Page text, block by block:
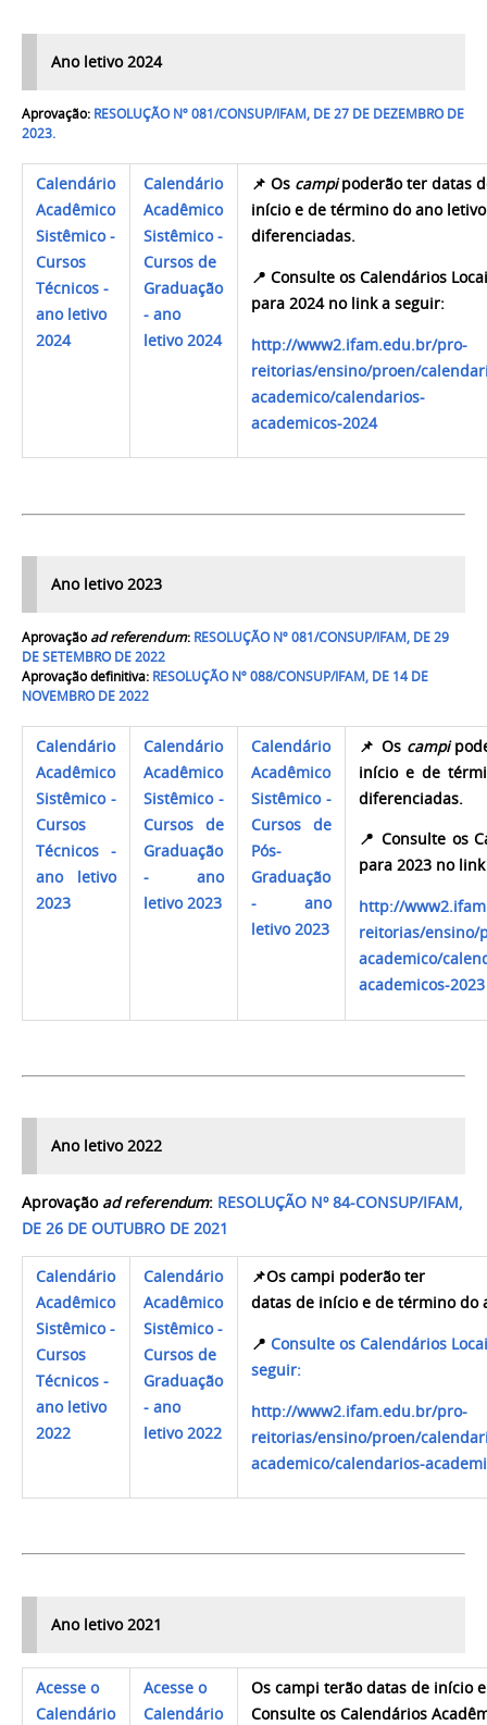
Ano letivo 2024
Aprovação: RESOLUÇÃO Nº 081/CONSUP/IFAM, DE 27 DE DEZEMBRO DE
2023.
Calendário
Acadêmico
Sistêmico -
Cursos
Técnicos -
ano letivo
2024
Calendário
Acadêmico
Sistêmico -
Cursos de
Graduação
- ano
letivo 2024
📌Os campipoderão ter datas
início e de término do ano letivo
diferenciadas.
📍Consulte os Calendários
para 2024 no link a seguir:
http://www2.ifam.edu.br/pro-
reitorias/ensino/proen/
academico/calendarios-
academicos-2024
Ano letivo 2023
Aprovação ad referendum: RESOLUÇÃO Nº 081/CONSUP/IFAM, DE 29
DE SETEMBRO DE 2022
Aprovação definitiva: RESOLUÇÃO Nº 088/CONSUP/IFAM, DE 14 DE
NOVEMBRO DE 2022
Calendário
Acadêmico
Sistêmico -
Cursos
Técnicos -
ano letivo
2023
Calendário
Acadêmico
Sistêmico -
Cursos de
Graduação
- ano
letivo 2023
Calendário
Acadêmico
Sistêmico -
Cursos de
Pós-
Graduação
- ano
letivo 2023
📌 Os campi
início e de
diferenciadas.
📍Consulte os
para 2023 no
http://
reitorias/ensino/
academico/
academicos-2023
Ano letivo 2022
Aprovação ad referendum: RESOLUÇÃO Nº 84-CONSUP/IFAM,
DE 26 DE OUTUBRO DE 2021
Calendário
Acadêmico
Sistêmico -
Cursos
Técnicos -
ano letivo
2022
Calendário
Acadêmico
Sistêmico -
Cursos de
Graduação
- ano
letivo 2022
📌Os campi poderão ter
datas de início e de término do
📍Consulte os Calendários
seguir:
http://www2.ifam.edu.br/pro-
reitorias/ensino/proen/
academico/calendarios-
Ano letivo 2021
Acesse o
Calendário
Acesse o
Calendário
Os campi terão datas de início
Consulte os Calendários